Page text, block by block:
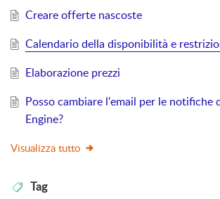
Creare offerte nascoste
Calendario della disponibilità e
Elaborazione prezzi
Posso cambiare l'email per le notifiche
Engine?
Visualizza tutto
Tag